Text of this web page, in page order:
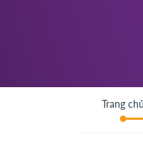
Trang chủ